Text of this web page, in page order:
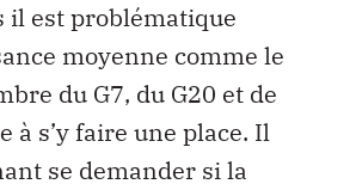
il est problématique
moyenne comme le
du G7, du G20 et de
à s’y faire une place. Il
se demander si la